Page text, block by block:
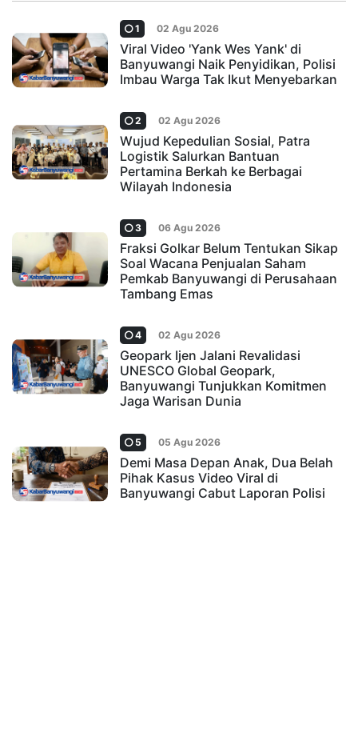
1 02 Agu 2026
Viral Video 'Yank Wes Yank' di
Banyuwangi Naik Penyidikan, Polisi
Imbau Warga Tak Ikut Menyebarkan
2 02 Agu 2026
Wujud Kepedulian Sosial, Patra
Logistik Salurkan Bantuan
Pertamina Berkah ke Berbagai
Wilayah Indonesia
3 06 Agu 2026
Fraksi Golkar Belum Tentukan Sikap
Soal Wacana Penjualan Saham
Pemkab Banyuwangi di Perusahaan
Tambang Emas
4 02 Agu 2026
Geopark Ijen Jalani Revalidasi
UNESCO Global Geopark,
Banyuwangi Tunjukkan Komitmen
Jaga Warisan Dunia
5 05 Agu 2026
Demi Masa Depan Anak, Dua Belah
Pihak Kasus Video Viral di
Banyuwangi Cabut Laporan Polisi